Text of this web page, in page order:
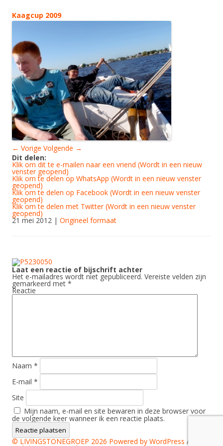
Kaagcup 2009
← Vorige Volgende →
Dit delen:
Klik om dit te e-mailen naar een vriend (Wordt in een nieuw
venster geopend)
Klik om te delen op WhatsApp (Wordt in een nieuw venster
geopend)
Klik om te delen op Facebook (Wordt in een nieuw venster
geopend)
Klik om te delen met Twitter (Wordt in een nieuw venster
geopend)
21 mei 2012 | Origineel formaat
Laat een reactie of bijschrift achter
Het e-mailadres wordt niet gepubliceerd. Vereiste velden zijn
gemarkeerd met *
Reactie
Naam *
E-mail *
Site
Mijn naam, e-mail en site bewaren in deze browser voor
de volgende keer wanneer ik een reactie plaats.
© LIVINGSTONEGROEP 2026 Powered by WordPress /